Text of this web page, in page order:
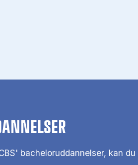
bacheloruddannelser, kan du